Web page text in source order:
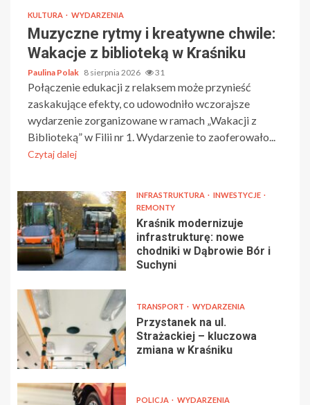
KULTURA WYDARZENIA
Muzyczne rytmy i kreatywne chwile:
Wakacje z biblioteką w Kraśniku
Paulina Polak 8 sierpnia 2026 31
Połączenie edukacji z relaksem może przynieść
zaskakujące efekty, co udowodniło wczorajsze
wydarzenie zorganizowane w ramach „Wakacji z
Biblioteką” w Filii nr 1. Wydarzenie to zaoferowało...
Czytaj dalej
INFRASTRUKTURA
INWESTYCJE
REMONTY
Kraśnik modernizuje
infrastrukturę: nowe
chodniki w Dąbrowie Bór i
Suchyni
TRANSPORT WYDARZENIA
Przystanek na ul.
Strażackiej – kluczowa
zmiana w Kraśniku
POLICJA WYDARZENIA